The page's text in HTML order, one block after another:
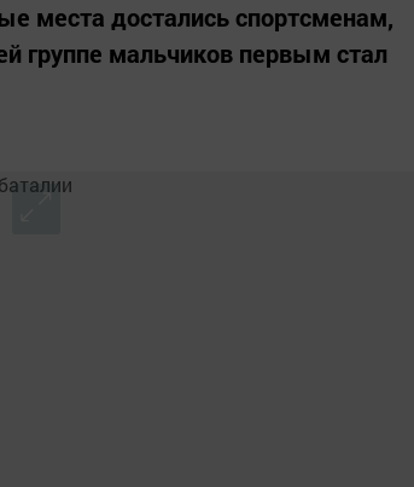
места достались спортсменам,
мальчиков первым стал